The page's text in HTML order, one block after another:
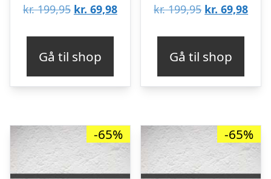
kr.199,95 Den
kr. 199,95.
kr. 69,98Den
kr. 69,98.
Gå til shop
kr.199,95 Den
kr. 199,95.
kr. 69,98Den
kr.
Gå til shop
-65% -65%